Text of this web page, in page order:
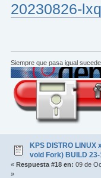
20230826-
Siempre que pasa igual
KPS DISTRO LINUX
void Fork) BUILD
« Respuesta #18 en: 09 de
»